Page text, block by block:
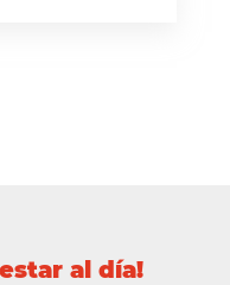
al día!